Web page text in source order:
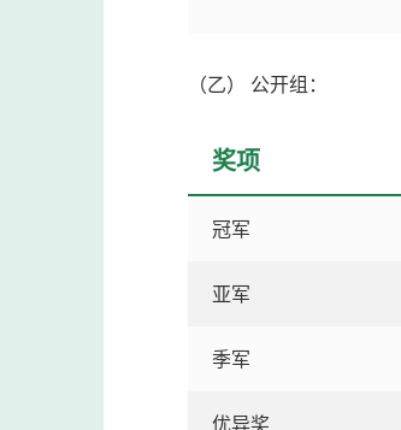
（乙） 公开组：
奖项
冠军
亚军
季军
优异奖